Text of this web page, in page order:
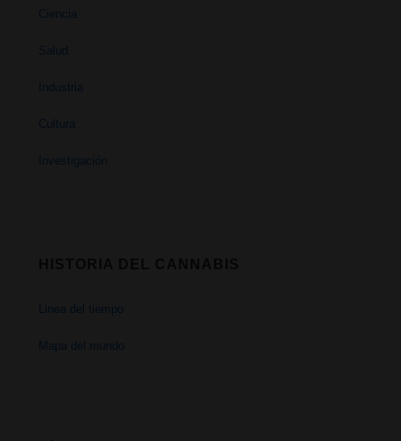
Ciencia
Salud
Industria
Cultura
Investigación
Linea del tiempo
Mapa del mundo